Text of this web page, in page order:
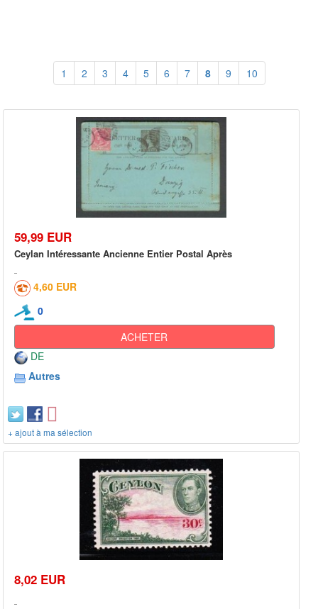
1 2 3 4 5 6 7 8 9 10
59,99 EUR
Ceylan Intéressante Ancienne Entier Postal Après
4,60 EUR
0
ACHETER
DE
Autres
+ ajout à ma sélection
8,02 EUR